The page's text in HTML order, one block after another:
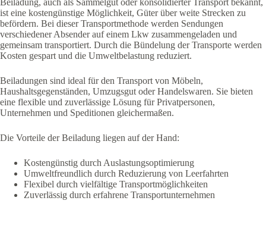
Beiladung, auch als Sammelgut oder konsolidierter Transport bekannt,
ist eine kostengünstige Möglichkeit, Güter über weite Strecken zu
befördern. Bei dieser Transportmethode werden Sendungen
verschiedener Absender auf einem Lkw zusammengeladen und
gemeinsam transportiert. Durch die Bündelung der Transporte werden
Kosten gespart und die Umweltbelastung reduziert.
Beiladungen sind ideal für den Transport von Möbeln,
Haushaltsgegenständen, Umzugsgut oder Handelswaren. Sie bieten
eine flexible und zuverlässige Lösung für Privatpersonen,
Unternehmen und Speditionen gleichermaßen.
Die Vorteile der Beiladung liegen auf der Hand:
Kostengünstig durch Auslastungsoptimierung
Umweltfreundlich durch Reduzierung von Leerfahrten
Flexibel durch vielfältige Transportmöglichkeiten
Zuverlässig durch erfahrene Transportunternehmen